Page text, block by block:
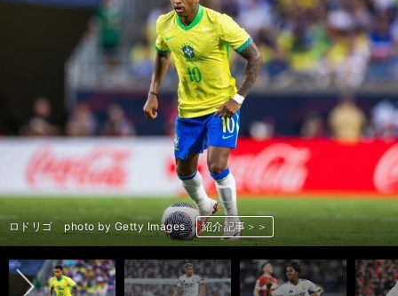
ラミン・ヤマル photo by Getty Images 紹介記事＞＞
コール・パーマー photo by Getty Images 紹介記事＞＞
ジュード・ベリンガム photo by Getty Images
アーリング・ハーランド（左）＆アルテム・ドフビク（右） photo by
Getty Images 紹介記事＞＞
オスカー・ボブ（左）＆ジェレミー・ドク（右） photo by Getty
Images
紹介記事＞＞
リコ・ルイス photo by Getty Images 紹介記事＞＞
ヴィクトル・ギェケレシュ photo by Getty Images
マルティン・ウーデゴール photo by Getty Images
ダニ・オルモ photo by Getty Images 紹介記事＞＞
ラフィーニャ photo by Getty Images 紹介記事＞＞
ペドリ photo by Getty Images 紹介記事＞＞
パウ・クバルシ（左）＆イニゴ・マルティネス（右） photo by Getty
Images
紹介記事＞＞
三笘薫 photo by Getty Images 紹介記事＞＞
南野拓実 photo by Getty Images 紹介記事＞＞
中村敬斗 photo by Kishiku Torao 紹介記事＞＞
ロドリゴ photo by Getty Images 紹介記事＞＞
フェデリコ・バルベルデ photo by Getty Images
エンドリッキ photo by Getty Images 紹介記事＞＞
エドゥアルド・カマビンガ photo by Getty Images
キリアン・エムバペ photo by Getty Images 紹介記事＞＞
フロリアン・ビルツ（左）＆ジャマル・ムシアラ（右） photo by Getty
Images
紹介記事＞＞
ライアン・フラーフェンベルフ photo by Getty Images
コーディ・ガクポ photo by Getty Images 紹介記事＞＞
アレクサンデル・イサク photo by Getty Images
ブライアン・ムベウモ（左）＆クリス・ウッド（右） photo by Getty
Images
紹介記事＞＞
フリアン・アルバレス photo by Getty Images
ラヤン・シェルキ photo by Getty Images 紹介記事＞＞
ラヤン・アイト＝ヌーリ photo by Getty Images
ヨシュコ・グバルディオル photo by Getty Images
ウスマン・デンベレ photo by Getty Images 紹介記事＞＞
デジレ・ドゥエ photo by Getty Images 紹介記事＞＞
フビチャ・クバラツヘリア photo by Getty Images
ヴィティーニャ photo by Getty Images 紹介記事＞＞
ヌーノ・メンデス photo by Getty Images 紹介記事＞＞
ジョアン・ネベス photo by Getty Images 紹介記事＞＞
マテウス・クーニャ photo by Getty Images 紹介記事＞＞
ブルーノ・フェルナンデス photo by Getty Images
リサンドロ・マルティネス photo by Getty Images
モハメド・サラー photo by Getty Images 紹介記事＞＞
アリソン・ベッカー photo by Getty Images 紹介記事＞＞
ドミニク・ソボスライ photo by Getty Images
ラウタロ・マルティネス（左）＆マルクス・テュラム（右） photo by
Getty Images 紹介記事＞＞
トゥーン・コープマイネルス photo by Getty Images
アデモラ・ルックマン photo by Getty Images
ラファエル・レオン photo by Getty Images 紹介記事＞＞
メイソン・グリーンウッド photo by Getty Images
ケビン・デ・ブライネ photo by Getty Images
ルカ・モドリッチ photo by Getty Images 紹介記事＞＞
ロメル・ルカク photo by Getty Images 紹介記事＞＞
クリスティアーノ・ロナウド photo by Mutsu Kawamori／
MUTSUFOTOGRAFIA 紹介記事＞＞
アルダ・ギュレル photo by Getty Images 紹介記事＞＞
フランコ・マスタントゥオーノ photo by Getty Images
ディーン・ハイセン photo by Getty Images 紹介記事＞＞
マルク・ククレジャ photo by Getty Images 紹介記事＞＞
エステバン photo by Getty Images 紹介記事＞＞
ルーカス・パケタ photo by Getty Images 紹介記事＞＞
前へ